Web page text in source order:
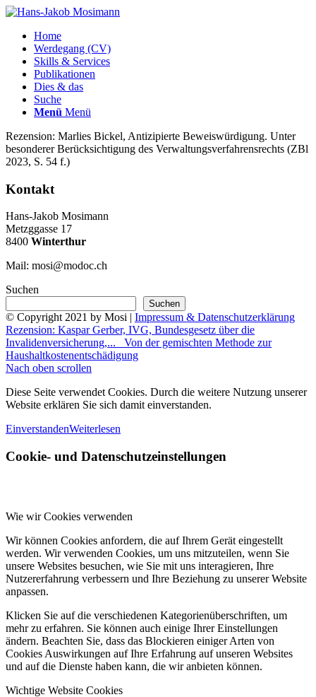
Home
Werdegang (CV)
Skills & Services
Publikationen
Dies & das
Suche
Menü Menü
Rezension: Marlies Bickel, Antizipierte Beweiswürdigung. Unter
besonderer Berücksichtigung des Verwaltungsverfahrensrechts (ZBl
2023, S. 54 f.)
Kontakt
Hans-Jakob Mosimann
Metzggasse 17
8400 Winterthur
Mail: mosi@modoc.ch
Suchen
Suchen
© Copyright 2021 by Mosi | Impressum & Datenschutzerklärung
Rezension: Kaspar Gerber, IVG, Bundesgesetz über die
Invalidenversicherung,...
Von der gemischten Methode zur
Haushaltkostenentschädigung
Nach oben scrollen
Diese Seite verwendet Cookies. Durch die weitere Nutzung unserer
Website erklären Sie sich damit einverstanden.
EinverstandenWeiterlesen
Cookie- und Datenschutzeinstellungen
Wie wir Cookies verwenden
Wir können Cookies anfordern, die auf Ihrem Gerät eingestellt
werden. Wir verwenden Cookies, um uns mitzuteilen, wenn Sie
unsere Websites besuchen, wie Sie mit uns interagieren, Ihre
Nutzererfahrung verbessern und Ihre Beziehung zu unserer Website
anpassen.
Klicken Sie auf die verschiedenen Kategorienüberschriften, um
mehr zu erfahren. Sie können auch einige Ihrer Einstellungen
ändern. Beachten Sie, dass das Blockieren einiger Arten von
Cookies Auswirkungen auf Ihre Erfahrung auf unseren Websites
und auf die Dienste haben kann, die wir anbieten können.
Wichtige Website Cookies